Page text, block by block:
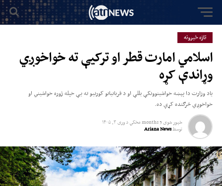
تازه خبرونه
اسلامي امارت قطر او ترکیې ته خواخوږي
وړاندې کړه
یاد وزارت دا پېښه خواشینوونکې بللې او د قربانیانو کورنیو ته یې خپله ژوره خواشیني او
خواخوږي څرګنده کړې ده.
خپور شوی5 months مخکي دوری ۳, ۱۴۰۵
توسطAriana News